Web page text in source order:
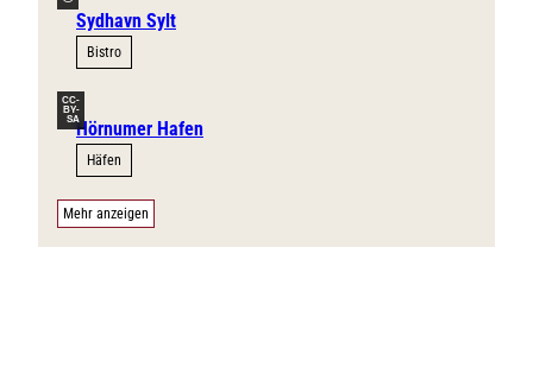
Sydhavn Sylt
Bistro
CC-
BY-
SAHörnumer Hafen
Häfen
Mehr anzeigen